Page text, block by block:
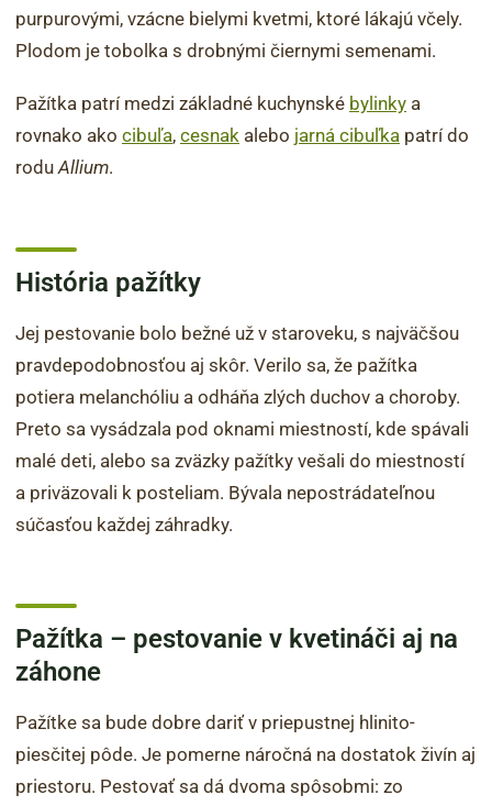
purpurovými, vzácne bielymi kvetmi, ktoré lákajú včely.
Plodom je tobolka s drobnými čiernymi semenami.
Pažítka patrí medzi základné kuchynské bylinky a
rovnako ako cibuľa, cesnak alebo jarná cibuľka patrí do
roduAllium.
História pažítky
Jej pestovanie bolo bežné už v staroveku, s najväčšou
pravdepodobnosťou aj skôr. Verilo sa, že pažítka
potiera melanchóliu a odháňa zlých duchov a choroby.
Preto sa vysádzala pod oknami miestností, kde spávali
malé deti, alebo sa zväzky pažítky vešali do miestností
a priväzovali k posteliam. Bývala nepostrádateľnou
súčasťou každej záhradky.
Pažítka – pestovanie v kvetináči aj na
záhone
Pažítke sa bude dobre dariť v priepustnej hlinito-
piesčitej pôde. Je pomerne náročná na dostatok živín aj
priestoru. Pestovať sa dá dvoma spôsobmi: zo